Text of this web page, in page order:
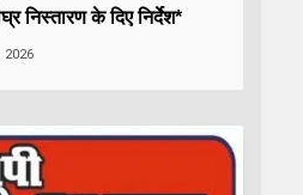
निस्तारण के दिए निर्देश*
2026